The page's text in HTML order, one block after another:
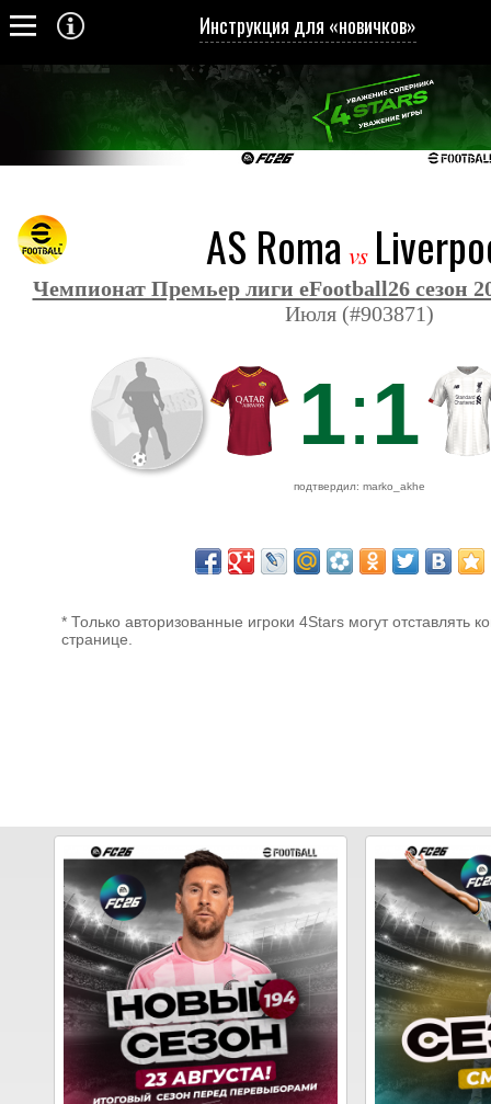
Инструкция для «новичков»
AS Roma vs
Чемпионат Премьер лиги eFootball26 сезон
Июля (#903871)
1:1
подтвердил: marko_akhe
* Только авторизованные игроки 4Stars могут отставлять
странице.